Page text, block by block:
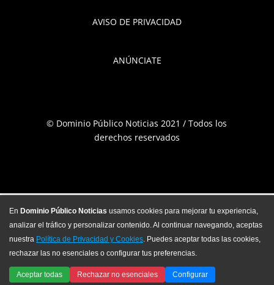
AVISO DE PRIVACIDAD
ANÚNCIATE
© Dominio Público Noticias 2021 / Todos los
derechos reservados
En Dominio Público Noticias usamos cookies para mejorar tu experiencia,
analizar el tráfico y personalizar contenido. Al continuar navegando, aceptas
nuestra Política de Privacidad y Cookies. Puedes aceptar todas las cookies,
rechazar las no esenciales o configurar tus preferencias.
Aceptar todas Rechazar no esenciales Configurar